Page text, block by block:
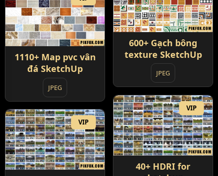
600+ Gạch bông
texture SketchUp
JPEG
1110+ Map pvc vân
đá SketchUp
JPEG
VIP
40+ HDRI for
VIP